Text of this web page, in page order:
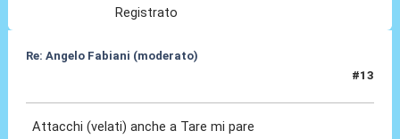
Registrato
Re: Angelo Fabiani (moderato)
#13
Attacchi (velati) anche a Tare mi pare